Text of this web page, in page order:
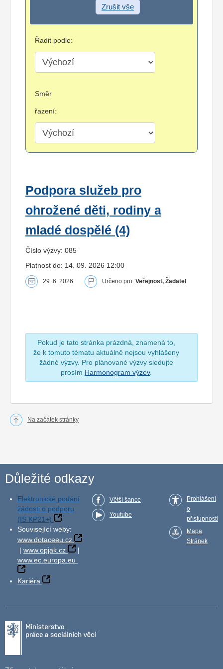
Zrušit vše
Řadit podle:
Směr
řazení:
Podpora služeb pro
ohrožené děti, rodiny a
mladé dospělé (4)
Číslo výzvy: 085
Platnost do: 14. 09. 2026 12:00
29. 6. 2026 Určeno pro: Veřejnost, Žadatel
Pokud je tato stránka prázdná, znamená to,
že k tomuto tématu aktuálně nejsou vyhlášeny
žádné výzvy. Pro plánované výzvy sledujte
prosím Harmonogram výzev.
Na začátek stránky
Důležité odkazy
Elektronické podání
žádosti o podporu
(IS KP21+)
Související weby:
www.dotaceeu.cz
| www.opjak.cz
|
www.ec.europa.eu
Kariéra
Větší šance
Youtube
Prohlášení
o
přístupnosti
Mapa
Stránek